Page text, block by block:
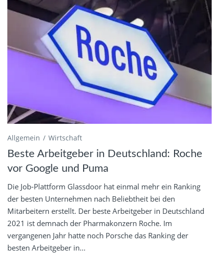
Allgemein Wirtschaft
Beste Arbeitgeber in Deutschland: Roche
vor Google und Puma
Die Job-Plattform Glassdoor hat einmal mehr ein Ranking
der besten Unternehmen nach Beliebtheit bei den
Mitarbeitern erstellt. Der beste Arbeitgeber in Deutschland
2021 ist demnach der Pharmakonzern Roche. Im
vergangenen Jahr hatte noch Porsche das Ranking der
besten Arbeitgeber in...